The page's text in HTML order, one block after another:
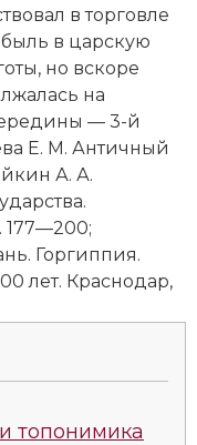
в торговле
в царскую
, но вскоре
на
— 3-й
Е. М. Античный
А. А.
177—200;
Горгиппия.
лет. Краснодар,
топонимика